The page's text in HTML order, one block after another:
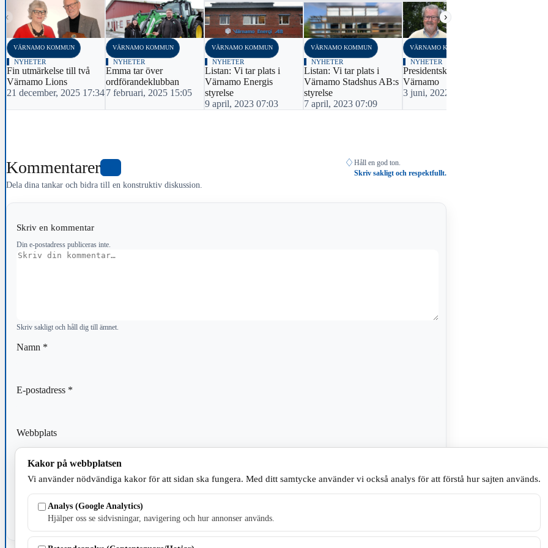
‹ ›
VÄRNAMO KOMMUN
NYHETER
Fin utmärkelse till två
Värnamo Lions
21 december, 2025 17:34
VÄRNAMO KOMMUN
NYHETER
Emma tar över
ordförandeklubban
7 februari, 2025 15:05
VÄRNAMO KOMMUN
NYHETER
Listan: Vi tar plats i
Värnamo Energis
styrelse
9 april, 2023 07:03
VÄRNAMO KOMMUN
NYHETER
Listan: Vi tar plats i
Värnamo Stadshus AB:s
styrelse
7 april, 2023 07:09
VÄRNAMO KOMMUN
NYHETER
Presidentskifte hos Lions
Värnamo
3 juni, 2022 21:46
Kommentarer
Dela dina tankar och bidra till en konstruktiv diskussion.
♢ Håll en god ton.
Skriv sakligt och respektfullt.
Skriv en kommentar
Din e-postadress publiceras inte.
Kommentar
Skriv sakligt och håll dig till ämnet.
Namn *
E-postadress *
Webbplats
Spara mitt namn, min e-postadress och webbplats i denna webbläsare till nästa gång jag skriver en
Kakor på webbplatsen
Vi använder nödvändiga kakor för att sidan ska fungera. Med ditt samtycke använder vi också analys för att förstå hur sajten används.
Analys (Google Analytics)
Hjälper oss se sidvisningar, navigering och hur annonser används.